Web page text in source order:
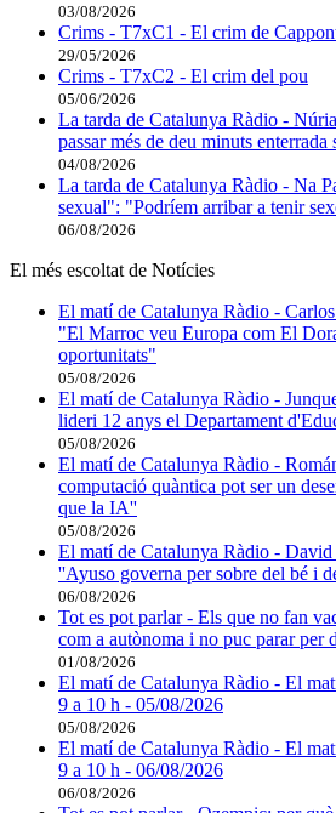
03/08/2026
Crims - T7xC1 - El crim de
29/05/2026
Crims - T7xC2 - El crim del pou
05/06/2026
La tarda de Catalunya Ràdio -
passar més de deu minuts enterrada
04/08/2026
La tarda de Catalunya Ràdio - Na
sexual": "Podríem arribar a tenir
06/08/2026
El més escoltat de Notícies
El matí de Catalunya Ràdio -
"El Marroc veu Europa com El
oportunitats"
05/08/2026
El matí de Catalunya Ràdio -
lideri 12 anys el Departament
05/08/2026
El matí de Catalunya Ràdio -
computació quàntica pot ser un
que la IA''
05/08/2026
El matí de Catalunya Ràdio -
''Ayuso governa per sobre del bé i
06/08/2026
Tot es pot parlar - Els que no fan
com a autònoma i no puc parar per
01/08/2026
El matí de Catalunya Ràdio - El
9 a 10 h - 05/08/2026
05/08/2026
El matí de Catalunya Ràdio - El
9 a 10 h - 06/08/2026
06/08/2026